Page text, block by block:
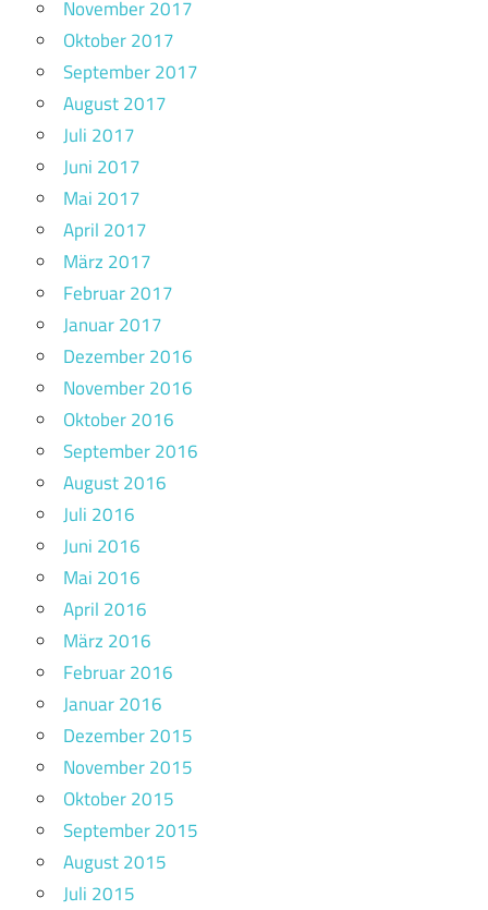
November 2017
Oktober 2017
September 2017
August 2017
Juli 2017
Juni 2017
Mai 2017
April 2017
März 2017
Februar 2017
Januar 2017
Dezember 2016
November 2016
Oktober 2016
September 2016
August 2016
Juli 2016
Juni 2016
Mai 2016
April 2016
März 2016
Februar 2016
Januar 2016
Dezember 2015
November 2015
Oktober 2015
September 2015
August 2015
Juli 2015